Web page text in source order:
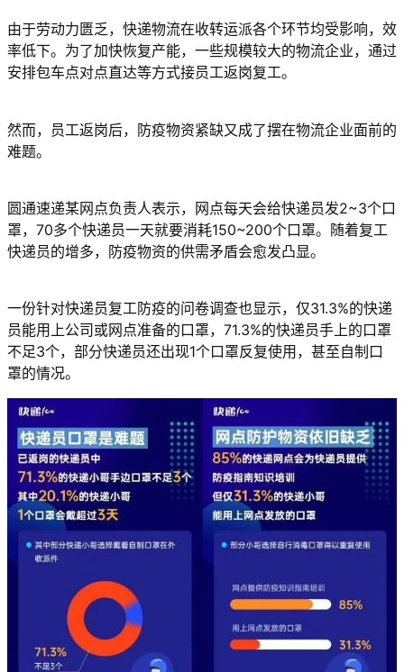
由于劳动力匮乏，快递物流在收转运派各个环节均受影响，效
率低下。为了加快恢复产能，一些规模较大的物流企业，通过
安排包车点对点直达等方式接员工返岗复工。
然而，员工返岗后，防疫物资紧缺又成了摆在物流企业面前的
难题。
圆通速递某网点负责人表示，网点每天会给快递员发2~3个口
罩，70多个快递员一天就要消耗150~200个口罩。随着复工
快递员的增多，防疫物资的供需矛盾会愈发凸显。
一份针对快递员复工防疫的问卷调查也显示，仅31.3%的快递
员能用上公司或网点准备的口罩，71.3%的快递员手上的口罩
不足3个，部分快递员还出现1个口罩反复使用，甚至自制口
罩的情况。